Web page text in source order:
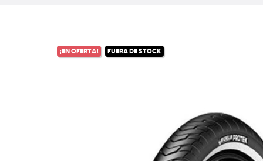
¡EN OFERTA! FUERA DE STOCK